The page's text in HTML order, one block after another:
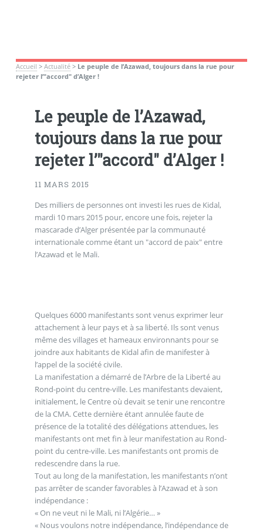
Accueil > Actualité> Le peuple de l’Azawad, toujours dans la rue pour
rejeter l’"accord" d’Alger !
Le peuple de l’Azawad,
toujours dans la rue pour
rejeter l’"accord" d’Alger !
11 MARS 2015
Des milliers de personnes ont investi les rues de Kidal,
mardi 10 mars 2015 pour, encore une fois, rejeter la
mascarade d’Alger présentée par la communauté
internationale comme étant un "accord de paix" entre
l’Azawad et le Mali.
Quelques 6000 manifestants sont venus exprimer leur
attachement à leur pays et à sa liberté. Ils sont venus
même des villages et hameaux environnants pour se
joindre aux habitants de Kidal afin de manifester à
l’appel de la société civile.
La manifestation a démarré de l’Arbre de la Liberté au
Rond-point du centre-ville. Les manifestants devaient,
initialement, le Centre où devait se tenir une rencontre
de la CMA. Cette dernière étant annulée faute de
présence de la totalité des délégations attendues, les
manifestants ont met fin à leur manifestation au Rond-
point du centre-ville. Les manifestants ont promis de
redescendre dans la rue.
Tout au long de la manifestation, les manifestants n’ont
pas arrêter de scander favorables à l’Azawad et à son
indépendance :
« On ne veut ni le Mali, ni l’Algérie… »
« Nous voulons notre indépendance, l’indépendance de